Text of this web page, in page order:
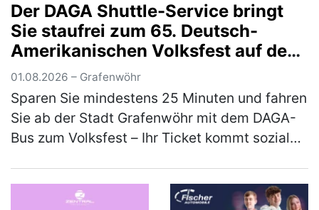
eine Stadtführung durch Altdorf: Die Tei…
(mehr)
Der DAGA Shuttle-Service bringt
Sie staufrei zum 65. Deutsch-
Amerikanischen Volksfest auf den
Truppenübungsplatz
01.08.2026 – Grafenwöhr
Sparen Sie mindestens 25 Minuten und fahren
Sie ab der Stadt Grafenwöhr mit dem DAGA-
Bus zum Volksfest – Ihr Ticket kommt sozialen